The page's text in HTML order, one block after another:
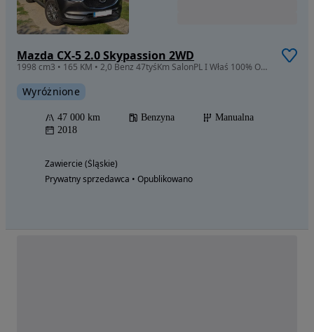
Mazda CX-5 2.0 Skypassion 2WD
1998 cm3 • 165 KM • 2,0 Benz 47tyśKm SalonPL I Właś 100% ORYGINAŁ Niski Przebieg JAK NOWY
Wyróżnione
47 000 km Benzyna
Manualna
2018
Zawiercie (Śląskie)
Prywatny sprzedawca • Opublikowano